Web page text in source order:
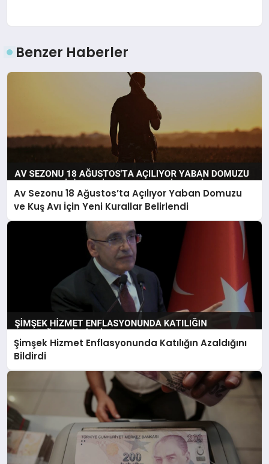
Benzer Haberler
Av Sezonu 18 Ağustos’ta Açılıyor Yaban Domuzu
ve Kuş Avı İçin Yeni Kurallar Belirlendi
Şimşek Hizmet Enflasyonunda Katılığın Azaldığını
Bildirdi